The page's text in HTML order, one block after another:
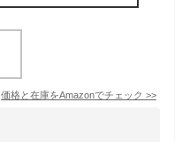
価格と在庫をAmazonでチェック >>